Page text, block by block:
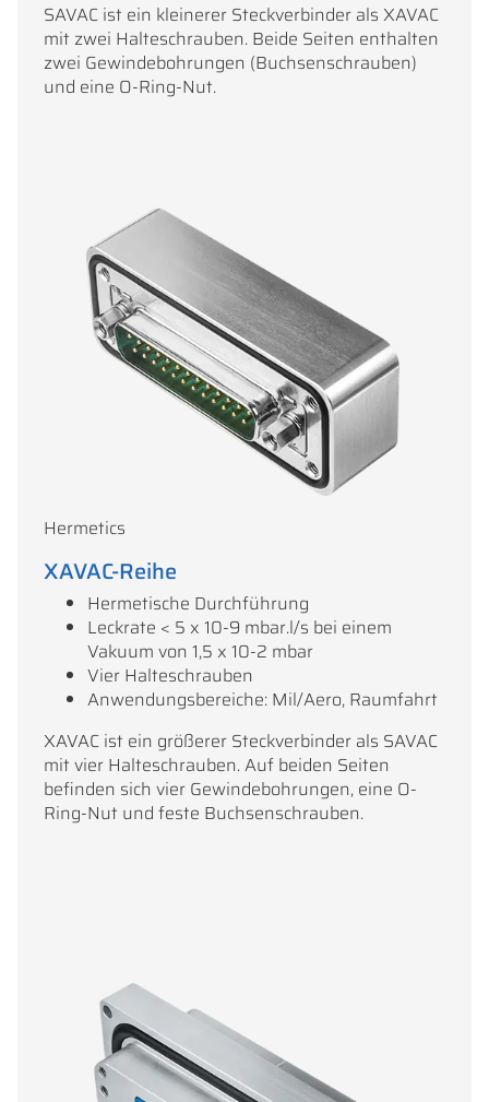
SAVAC ist ein kleinerer Steckverbinder als XAVAC
mit zwei Halteschrauben. Beide Seiten enthalten
zwei Gewindebohrungen (Buchsenschrauben)
und eine O-Ring-Nut.
Hermetics
XAVAC-Reihe
Hermetische Durchführung
Leckrate < 5 x 10-9 mbar.l/s bei einem
Vakuum von 1,5 x 10-2 mbar
Vier Halteschrauben
Anwendungsbereiche: Mil/Aero, Raumfahrt
XAVAC ist ein größerer Steckverbinder als SAVAC
mit vier Halteschrauben. Auf beiden Seiten
befinden sich vier Gewindebohrungen, eine O-
Ring-Nut und feste Buchsenschrauben.